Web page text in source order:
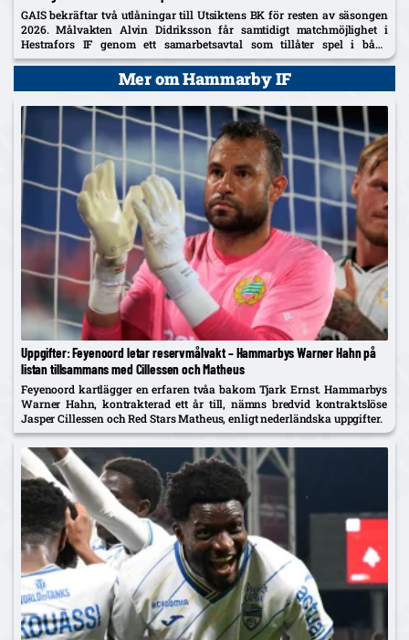
GAIS bekräftar två utlåningar till Utsiktens BK för resten av säsongen
2026. Målvakten Alvin Didriksson får samtidigt matchmöjlighet i
Hestrafors IF genom ett samarbetsavtal som tillåter spel i båda
klubbarna.
Mer om Hammarby IF
Uppgifter: Feyenoord letar reservmålvakt – Hammarbys Warner Hahn på
listan tillsammans med Cillessen och Matheus
Feyenoord kartlägger en erfaren tvåa bakom Tjark Ernst. Hammarbys
Warner Hahn, kontrakterad ett år till, nämns bredvid kontraktslöse
Jasper Cillessen och Red Stars Matheus, enligt nederländska uppgifter.